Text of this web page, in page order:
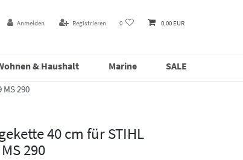
Anmelden Registrieren 0 0,00 EUR
& Haushalt Marine SALE
290
40 cm für STIHL
290